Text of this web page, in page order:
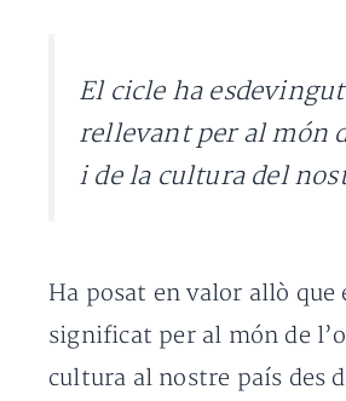
El cicle ha
rellevant per al món
i de la cultura del
Ha posat en valor allò que
significat per al món de
cultura al nostre país des